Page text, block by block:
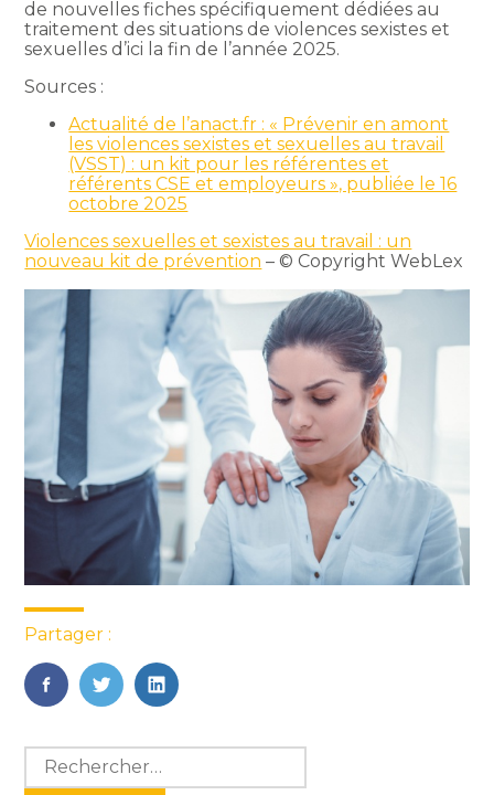
de nouvelles fiches spécifiquement dédiées au
traitement des situations de violences sexistes et
sexuelles d’ici la fin de l’année 2025.
Sources :
Actualité de l’anact.fr : « Prévenir en amont
les violences sexistes et sexuelles au travail
(VSST) : un kit pour les référentes et
référents CSE et employeurs », publiée le 16
octobre 2025
Violences sexuelles et sexistes au travail : un
nouveau kit de prévention – © Copyright WebLex
Partager :
FaceBook
TwitterLinkedIn
Blog
sidebar
Rechercher :